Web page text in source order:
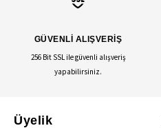
GÜVENLİ ALIŞVERİŞ
256 Bit SSL ile güvenli alışveriş
yapabilirsiniz.
Üyelik